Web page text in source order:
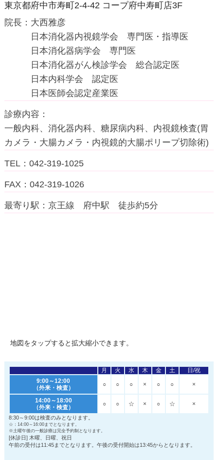
東京都府中市寿町2-4-42 コープ府中寿町店3F
院長
大西雅彦
日本消化器内視鏡学会 専門医・指導医
日本消化器病学会 専門医
日本消化器がん検診学会 総合認定医
日本内科学会 認定医
日本医師会認定産業医
診療内容
一般内科、消化器内科、糖尿病内科、内視鏡検査(胃
カメラ・大腸カメラ・内視鏡的大腸ポリープ切除術)
TEL 042-319-1025
FAX 042-319-1026
最寄り駅 京王線 府中駅 徒歩約5分
地図を タップすると拡大縮小できます。
8:30～9:00は検査のみとなります。
☆：14:00～16:00までとなります。
※土曜午後の一般診療は完全予約制となります。
[休診日] 木曜、日曜、祝日
午前の受付は11:45までとなります。午後の受付開始は13:45からとなります。
月 火 水 木 金 土
日/祝
9:00～12:00
（外来・検査）
○ ○ ○ × ○ ○ ×
14:00～18:00
（外来・検査）
○ ○ ☆ × ○ ☆ ×